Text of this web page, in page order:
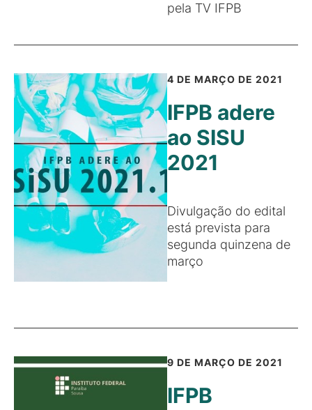
pela TV IFPB
4 DE MARÇO DE 2021
IFPB adere
ao SISU
2021
Divulgação do edital
está prevista para
segunda quinzena de
março
9 DE MARÇO DE 2021
IFPB